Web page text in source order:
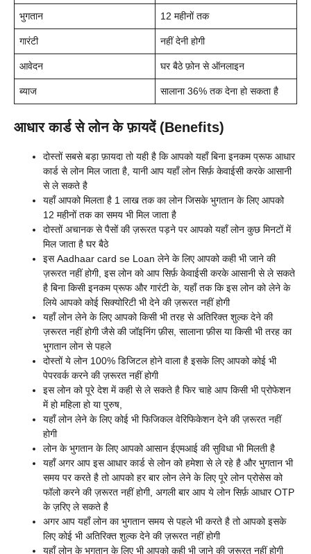
भुगतान 12 महीनों तक
गारंटी नहीं देनी होगी
आवेदन घर बैठे फ़ोन से ऑनलाइन
ब्याज सालाना 36% तक देना हो सकता है
आधार कार्ड से लोन के फ़ायदें (Benefits)
दोस्तों सबसे बड़ा फ़ायदा तो यही है कि आपको यहाँ बिना इनकम प्रूफ आधार
कार्ड से लोन मिल जाता है, यानी आप यहाँ लोन सिर्फ़ केवाईसी करके आसानी
से ले सकते है
यहाँ आपको मिलता है 1 लाख तक का लोन जिसके भुगतान के लिए आपको
12 महीनों तक का समय भी मिल जाता है
दोस्तों अचानक से पैसों की ज़रूरत पड़ने पर आपको यहाँ लोन कुछ मिनटों में
मिल जाता है घर बैठे
इस Aadhaar card se Loan लेने के लिए आपको कही भी जाने की
ज़रूरत नहीं होगी, इस लोन को आप सिर्फ़ केवाईसी करके आसानी से ले सकते
है बिना किसी इनकम प्रूफ और गारंटी के, यहाँ तक कि इस लोन को लेने के
लिये आपको कोई सिक्योरिटी भी देने की ज़रूरत नहीं होगी
यहाँ लोन लेने के लिए आपको किसी भी तरह से अतिरिक्त शुल्क देने की
ज़रूरत नहीं होगी जैसे की जॉइनिंग फ़ीस, सालाना फ़ीस या किसी भी तरह का
भुगतान लोन से पहले
दोस्तों ये लोन 100% डिजिटल होने वाला है इसके लिए आपको कोई भी
पेपरवर्क करने की ज़रूरत नहीं होगी
इस लोन को पूरे देश में कही से ले सकते है फिर चाहे आप किसी भी प्रोफेशन
में हो महिला हो या पुरुष,
यहाँ लोन लेने के लिए कोई भी फिजिकल वेरिफिकेशन देने की ज़रूरत नहीं
होगी
लोन के भुगतान के लिए आपको आसान ईएमआई की सुविधा भी मिलती है
यहाँ अगर आप इस आधार कार्ड से लोन को हमेशा से ले रहे है और भुगतान भी
समय पर करते है तो आपको हर बार लोन लेने के लिए पूरे लोन प्रोसेस को
फॉलो करने की ज़रूरत नहीं होगी, अगली बार आप ये लोन सिर्फ़ आधार OTP
के ज़रिए ले सकते है
अगर आप यहाँ लोन का भुगतान समय से पहले भी करते है तो आपको इसके
लिए कोई भी अतिरिक्त शुल्क देने की ज़रूरत नहीं होगी
यहाँ लोन के भुगतान के लिए भी आपको कही भी जाने की ज़रूरत नहीं होगी